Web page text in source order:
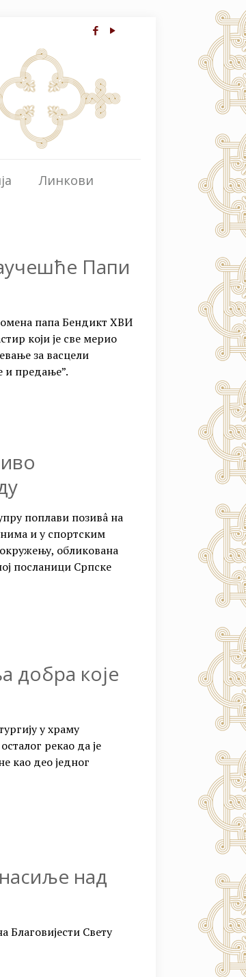
Линкови
Папи
папа Бендикт XВИ
који је све мерио
за васцели
и предање”.
поплави позивâ на
и у спортским
обликована
посланици Српске
добра које
у храму
рекао да је
као део једног
над
Свету